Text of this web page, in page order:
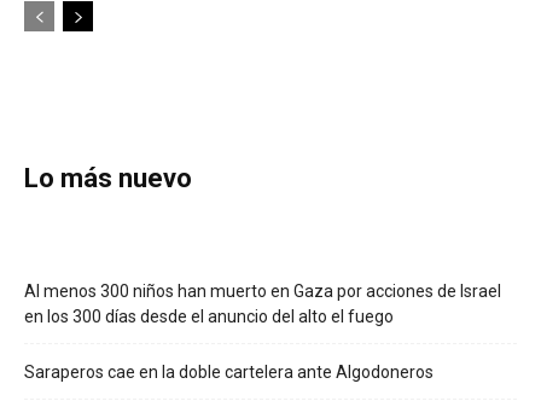
Lo más nuevo
Al menos 300 niños han muerto en Gaza por acciones de Israel
en los 300 días desde el anuncio del alto el fuego
Saraperos cae en la doble cartelera ante Algodoneros